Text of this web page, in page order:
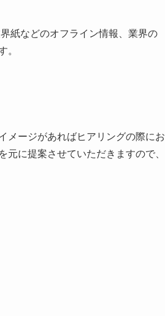
紙などのオフライン情報、業界の
。
メージがあればヒアリングの際にお
に提案させていただきますので、